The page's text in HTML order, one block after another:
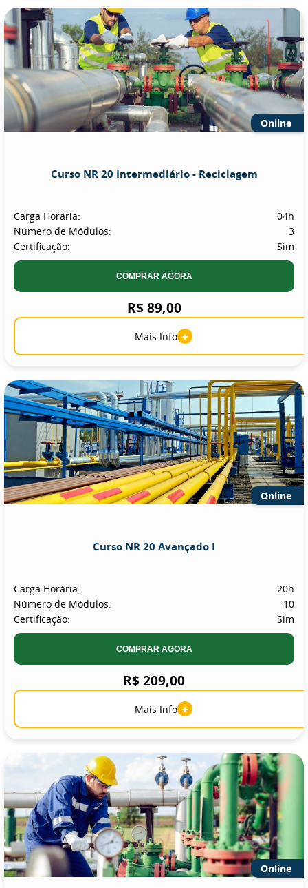
Online
Curso NR 20 Intermediário - Reciclagem
Carga Horária:
04h
Número de Módulos:
3
Certificação:
Sim
COMPRAR AGORA
R$ 89,00
Mais Info +
Online
Curso NR 20 Avançado I
Carga Horária:
20h
Número de Módulos:
10
Certificação:
Sim
COMPRAR AGORA
R$ 209,00
Mais Info +
Online